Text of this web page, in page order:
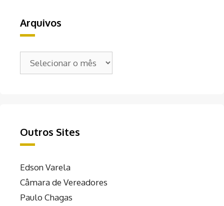
Arquivos
Outros Sites
Edson Varela
Câmara de Vereadores
Paulo Chagas